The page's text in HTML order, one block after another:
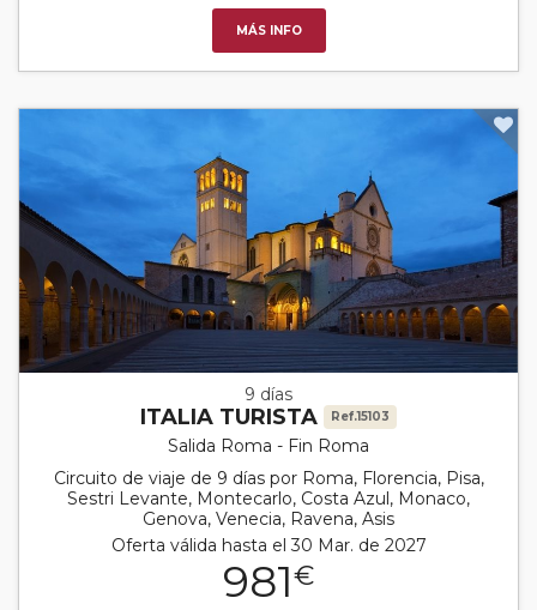
MÁS INFO
9 días
ITALIA TURISTA Ref.15103
Salida Roma - Fin Roma
Circuito de viaje de 9 días por Roma, Florencia, Pisa,
Sestri Levante, Montecarlo, Costa Azul, Monaco,
Genova, Venecia, Ravena, Asis
Oferta válida hasta el 30 Mar. de 2027
981€